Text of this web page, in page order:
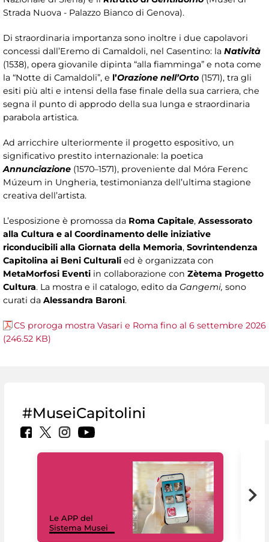
Strada Nuova - Palazzo Bianco di Genova).
Di straordinaria importanza sono inoltre i due capolavori
concessi dall’Eremo di Camaldoli, nel Casentino: la Natività
(1538), opera giovanile dipinta “alla fiamminga” e nota come
la “Notte di Camaldoli”, e l’Orazione nell’Orto (1571), tra gli
esiti più alti e intensi della fase finale della sua carriera, che
segna il punto di approdo della sua lunga e straordinaria
parabola artistica.
Ad arricchire ulteriormente il progetto espositivo, un
significativo prestito internazionale: la poetica
Annunciazione (1570–1571), proveniente dal Móra Ferenc
Múzeum in Ungheria, testimonianza dell’ultima stagione
creativa dell’artista.
L’esposizione è promossa da Roma Capitale, Assessorato
alla Cultura e al Coordinamento delle iniziative
riconducibili alla Giornata della Memoria, Sovrintendenza
Capitolina ai Beni Culturali ed è organizzata con
MetaMorfosi Eventi in collaborazione con Zètema Progetto
Cultura. La mostra e il catalogo, edito da Gangemi, sono
curati da Alessandra Baroni.
CS proroga mostra Vasari e Roma fino al 6 settembre 2026
(246.52 KB)
#MuseiCapitolini
Le APP del
Sistema Musei